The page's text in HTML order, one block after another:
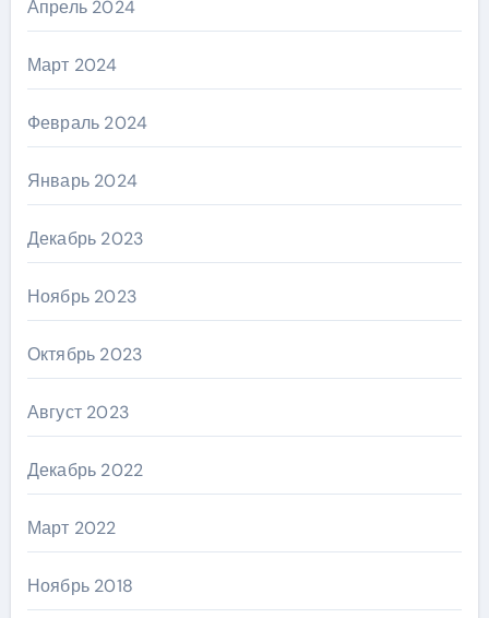
Апрель 2024
Март 2024
Февраль 2024
Январь 2024
Декабрь 2023
Ноябрь 2023
Октябрь 2023
Август 2023
Декабрь 2022
Март 2022
Ноябрь 2018